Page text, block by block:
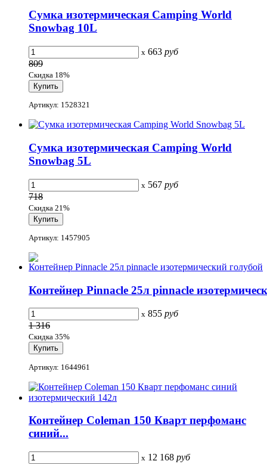
Сумка изотермическая Camping World
Snowbag 10L
x 663 руб
809
Скидка 18%
Артикул: 1528321
Сумка изотермическая Camping World
Snowbag 5L
x 567 руб
718
Скидка 21%
Артикул: 1457905
Контейнер Pinnacle 25л pinnacle
x 855 руб
1 316
Скидка 35%
Артикул: 1644961
Контейнер Coleman 150 Кварт перфоманс
синий...
x 12 168 руб